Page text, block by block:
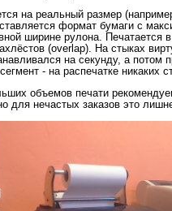
на реальный размер
формат бумаги с
ширине рулона. Печатается
(overlap). На стыках
на секунду, а потом
- на распечатке никаких
объемов печати
для нечастых заказов это